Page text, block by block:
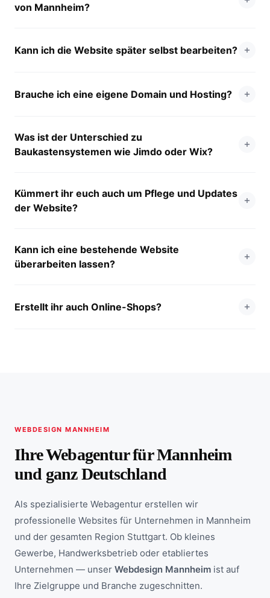
von Mannheim?
Kann ich die Website später selbst bearbeiten?
Brauche ich eine eigene Domain und Hosting?
Was ist der Unterschied zu
Baukastensystemen wie Jimdo oder Wix?
Kümmert ihr euch auch um Pflege und Updates
der Website?
Kann ich eine bestehende Website
überarbeiten lassen?
Erstellt ihr auch Online-Shops?
WEBDESIGN MANNHEIM
Ihre Webagentur für Mannheim
und ganz Deutschland
Als spezialisierte Webagentur erstellen wir
professionelle Websites für Unternehmen in Mannheim
und der gesamten Region Stuttgart. Ob kleines
Gewerbe, Handwerksbetrieb oder etabliertes
Unternehmen — unser Webdesign Mannheim ist auf
Ihre Zielgruppe und Branche zugeschnitten.